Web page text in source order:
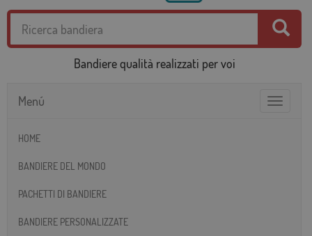
Bandiere qualità realizzati per voi
Toggle
Menú
HOME
BANDIERE DEL MONDO
PACHETTI DI BANDIERE
BANDIERE PERSONALIZZATE